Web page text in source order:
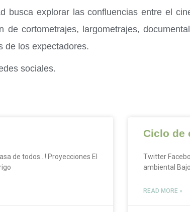
busca explorar las confluencias entre el
de cortometrajes, largometrajes,
de los expectadores.
sociales.
de todos…! Proyecciones El
Ciclo de
Twitter
ambiental
READ MORE »